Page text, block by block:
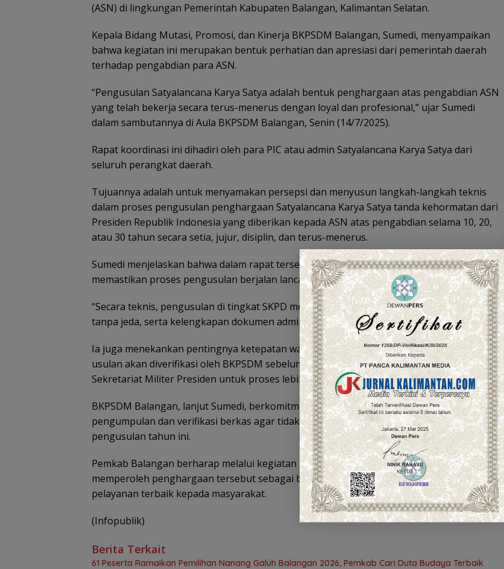
(ASN) di lingkungan Pemerintah Kabupaten Balangan, Kalimantan Selatan.
Kepala Bidang Mutasi, Promosi, dan Kinerja BKPSDM Balangan, Sumedi, menyampaikan
bahwa kegiatan ini merupakan bentuk perhatian dan apresiasi dari pemerintah daerah
terhadap pengabdian para ASN.
“Pengusulan Satyalancana Karya Satya adalah bentuk penghargaan atas pengabdian ASN
yang telah bekerja secara terus-menerus dengan loyal dan profesional,” ujar Sumedi
dalam sambutannya di Aula BKPSDM Balangan, Senin (14/7/2025).
Rapat koordinasi ini dihadiri oleh para PIC atau admin Satyalancana Karya Satya dari
seluruh perangkat daerah.
Tujuannya adalah untuk menyamakan persepsi dan menyusun langkah-langkah teknis
dalam proses pengusulan penghargaan Satyalancana Karya Satya tanda kehormatan dari
Presiden Republik Indonesia yang diberikan kepada ASN atas pengabdian selama 10, 20,
atau 30 tahun secara setia, jujur, disiplin, dan terus-menerus.
Sumedi menjelaskan bahwa dalam rapat tersebut dibahas sejumlah aspek teknis guna
memastikan proses pengusulan berjalan lancar dan sesuai ketentuan.
“Secara teknis, pengusulan di tingkat SKPD mencakup persyaratan masa kerja minimal
tanpa jeda, serta kelengkapan dokumen administrasi,” jelasnya.
Ia juga menekankan pentingnya ketepatan waktu dalam proses pengajuan karena seluruh
usulan akan diverifikasi oleh BKPSDM sebelum dikirim ke Kementerian Dalam Negeri dan
Sekretariat Militer Presiden untuk proses lebih lanjut.
BKPSDM Balangan, lanjut Sumedi, berkomitmen memfasilitasi perangkat daerah dalam
pengumpulan dan verifikasi berkas agar tidak ada ASN yang layak terlewat dalam
pengusulan tahun ini.
Pemkab Balangan berharap melalui kegiatan ini, ASN yang memenuhi kriteria dapat
memperoleh penghargaan tersebut sebagai bentuk motivasi untuk terus memberikan
pelayanan terbaik kepada masyarakat.
(Infopublik)
Berita Terkait
61 Peserta Ramaikan Pemilihan Nanang Galuh Balangan 2026, Pemkab Cari Duta Budaya Terbaik